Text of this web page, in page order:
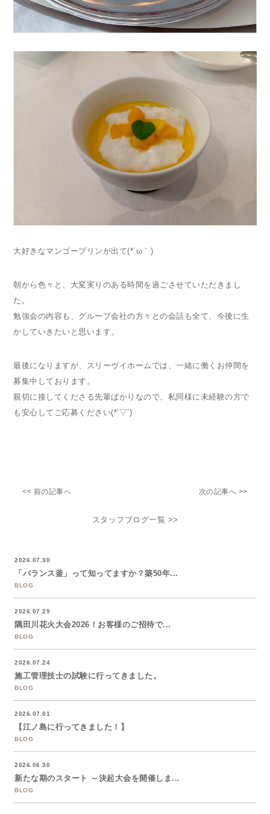
大好きなマンゴープリンが出て(*´ω｀)
朝から色々と、大変実りのある時間を過ごさせていただきまし
た。
勉強会の内容も、グループ会社の方々との会話も全て、今後に生
かしていきたいと思います。
最後になりますが、スリーヴイホームでは、一緒に働くお仲間を
募集中しております。
親切に接してくださる先輩ばかりなので、私同様に未経験の方で
も安心してご応募ください(*’▽’)
<< 前の記事へ 次の記事へ >>
スタッフブログ一覧 >>
2026.07.30
「バランス釜」って知ってますか？築50年...
BLOG
2026.07.29
隅田川花火大会2026！お客様のご招待で...
BLOG
2026.07.24
施工管理技士の試験に行ってきました。
BLOG
2026.07.01
【江ノ島に行ってきました！】
BLOG
2026.06.30
新たな期のスタート ～決起大会を開催しま...
BLOG